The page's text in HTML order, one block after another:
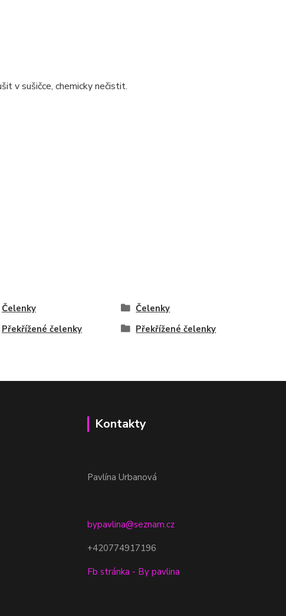
v sušičce, chemicky nečistit.
Čelenky
Čelenky
Překřížené čelenky Překřížené čelenky
Kontakty
Pavlína Urbanová
bypavlina@seznam.cz
+420774917196
Fb stránka - By pavlina